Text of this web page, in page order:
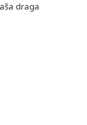
draga